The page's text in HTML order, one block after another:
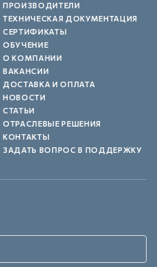
ПРОИЗВОДИТЕЛИ
ТЕХНИЧЕСКАЯ ДОКУМЕНТАЦИЯ
СЕРТИФИКАТЫ
ОБУЧЕНИЕ
О КОМПАНИИ
ВАКАНСИИ
ДОСТАВКА И ОПЛАТА
НОВОСТИ
СТАТЬИ
ОТРАСЛЕВЫЕ РЕШЕНИЯ
КОНТАКТЫ
ЗАДАТЬ ВОПРОС В ПОДДЕРЖКУ